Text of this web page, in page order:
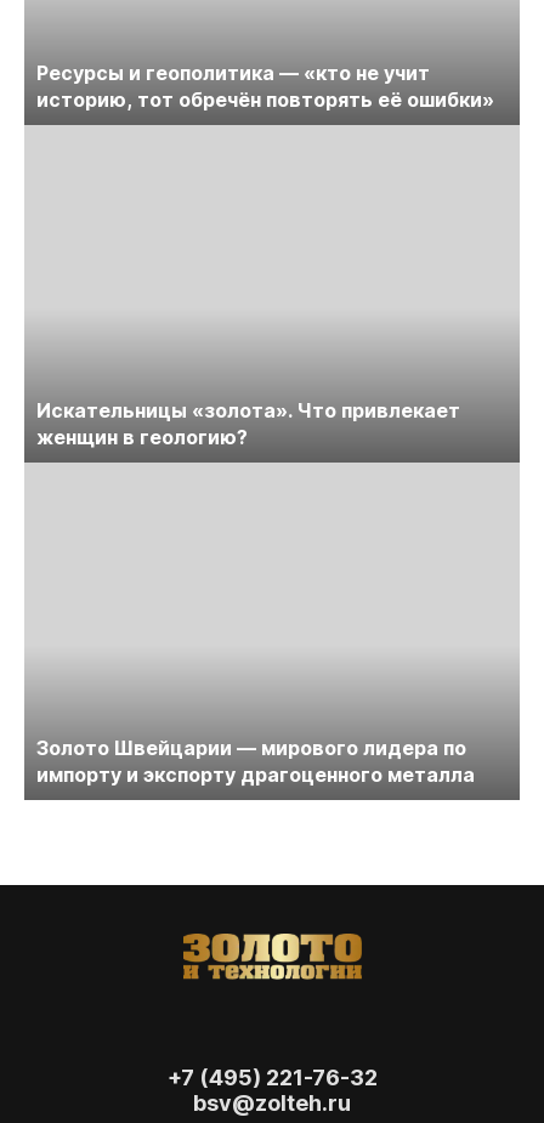
Ресурсы и геополитика — «кто не учит
историю, тот обречён повторять её ошибки»
Искательницы «золота». Что привлекает
женщин в геологию?
Золото Швейцарии — мирового лидера по
импорту и экспорту драгоценного металла
+7 (495) 221-76-32
bsv@zolteh.ru